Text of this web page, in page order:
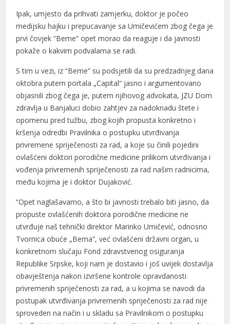
panel
panel
panel
panel
panel
panel
Panel
Panel
Panel
Panel
panel
Oku
Ipak, umjesto da prihvati zamjerku, doktor je počeo
medijsku hajku i prepucavanje sa Umičevićem zbog čega je
prvi čovjek “Beme” opet morao da reaguje i da javnosti
pokaže o kakvim podvalama se radi.
S tim u vezi, iz “Beme” su podsjetili da su predzadnjeg dana
oktobra putem portala „Capital“ jasno i argumentovano
objasnili zbog čega je, putem njihovog advokata, JZU Dom
zdravlja u Banjaluci dobio zahtjev za nadoknadu štete i
opomenu pred tužbu, zbog kojih propusta konkretno i
kršenja odredbi Pravilnika o postupku utvrđivanja
privremene spriječenosti za rad, a koje su činili pojedini
ovlašćeni doktori porodične medicine prilikom utvrđivanja i
vođenja privremenih spriječenosti za rad našim radnicima,
među kojima je i doktor Dujaković.
“Opet naglašavamo, a što bi javnosti trebalo biti jasno, da
propuste ovlašćenih doktora porodične medicine ne
utvrđuje naš tehnički direktor Marinko Umičević, odnosno
Tvornica obuće „Bema“, već ovlašćeni državni organ, u
konkretnom slučaju Fond zdravstvenog osiguranja
Republike Srpske, koji nam je dostavio i još uvijek dostavlja
obavještenja nakon izvršene kontrole opravdanosti
privremenih spriječenosti za rad, a u kojima se navodi da
postupak utvrđivanja privremenih spriječenosti za rad nije
sproveden na način i u skladu sa Pravilnikom o postupku